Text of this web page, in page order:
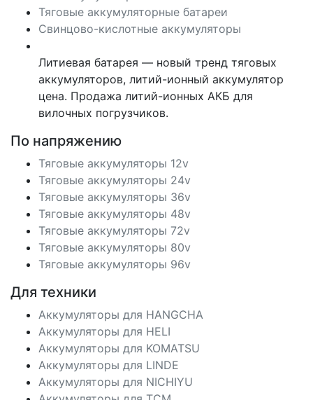
Тяговые аккумуляторные батареи
Свинцово-кислотные аккумуляторы
Литиевая батарея — новый тренд тяговых
аккумуляторов, литий-ионный аккумулятор
цена. Продажа литий-ионных АКБ для
вилочных погрузчиков.
По напряжению
Тяговые аккумуляторы 12v
Тяговые аккумуляторы 24v
Тяговые аккумуляторы 36v
Тяговые аккумуляторы 48v
Тяговые аккумуляторы 72v
Тяговые аккумуляторы 80v
Тяговые аккумуляторы 96v
Для техники
Аккумуляторы для HANGCHA
Аккумуляторы для HELI
Аккумуляторы для KOMATSU
Аккумуляторы для LINDE
Аккумуляторы для NICHIYU